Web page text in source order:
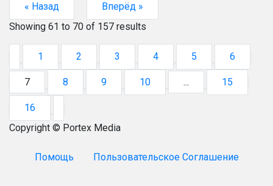
« Назад
Вперёд »
Showing 61 to 70 of 157 results
1 2 3 4 5 6
7 8 9 10 ... 15
16
Copyright © Portex Media
Помощь Пользовательское Соглашение